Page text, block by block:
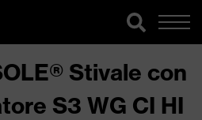
Stivale con
S3 WG CI HI